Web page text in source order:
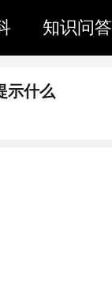
知识问答
示什么